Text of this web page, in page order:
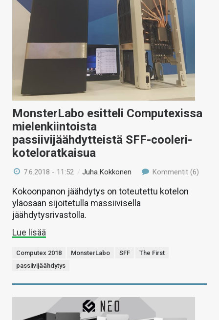
MonsterLabo esitteli Computexissa
mielenkiintoista
passiivijäähdytteistä SFF-cooleri-
koteloratkaisua
7.6.2018 - 11:52 /Juha Kokkonen Kommentit (6)
Kokoonpanon jäähdytys on toteutettu kotelon
yläosaan sijoitetulla massiivisella
jäähdytysrivastolla.
Lue lisää
Computex 2018 MonsterLabo SFF
The First
passiivijäähdytys